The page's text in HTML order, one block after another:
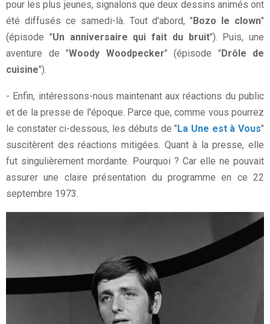
pour les plus jeunes, signalons que deux dessins animés ont
été diffusés ce samedi-là. Tout d'abord, "Bozo le clown"
(épisode "Un anniversaire qui fait du bruit"). Puis, une
aventure de "Woody Woodpecker" (épisode "Drôle de
cuisine").
- Enfin, intéressons-nous maintenant aux réactions du public
et de la presse de l'époque. Parce que, comme vous pourrez
le constater ci-dessous, les débuts de "La Une est à Vous"
suscitèrent des réactions mitigées. Quant à la presse, elle
fut singulièrement mordante. Pourquoi ? Car elle ne pouvait
assurer une claire présentation du programme en ce 22
septembre 1973.